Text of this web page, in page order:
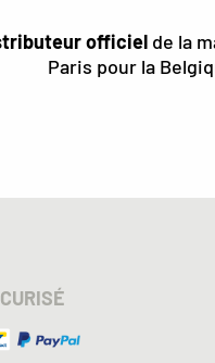
officielde la
Paris pour la